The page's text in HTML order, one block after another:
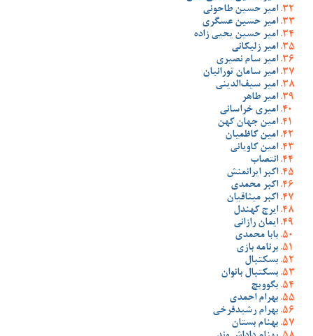
امیر حسین طاحونی
امیر حسین عسگری
امیر حسین یحیی زاده
امیر زلیکانی
امیر سام نصیری
امیر سامان تورانیان
امیر سیف‌الدینی
امیر طاهر
امیری خراسانی
امین جهان کهن
امین کاظمیان
امین کاویانی
انتصاب
اکبر ایرانمنش
اکبر محمدی
اکبر میثاقیان
ایرج کهندل
ایمان رازانی
بابا محمدی
برنامه بازی
بسکتبال
بسکتبال بانوان
بگوویچ
بهرام احمدی
بهرام رشیدفرخی
بهنام بستان